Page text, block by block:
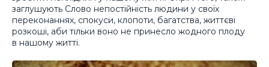
заглушують Слово непостійність людини у своїх
переконаннях, спокуси, клопоти, багатства, життєві
розкоші, аби тільки воно не принесло жодного плоду
в нашому житті.